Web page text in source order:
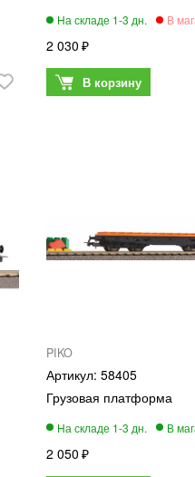
2 030
PIKO
58405
Грузовая платформа
2 050